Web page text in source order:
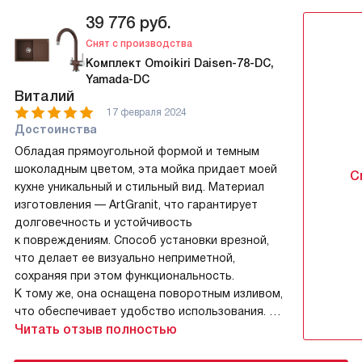
39 776 руб.
Снят с производства
Комплект Omoikiri Daisen-78-DC,
Yamada-DC
Виталий
17 февраля 2024
Достоинства
Обладая прямоугольной формой и темным
шоколадным цветом, эта мойка придает моей
кухне уникальный и стильный вид. Материал
изготовления — ArtGranit, что гарантирует
долговечность и устойчивость
к повреждениям. Способ установки врезной,
что делает ее визуально неприметной,
сохраняя при этом функциональность.
К тому же, она оснащена поворотным изливом,
что обеспечивает удобство использования.
Читать отзыв полностью